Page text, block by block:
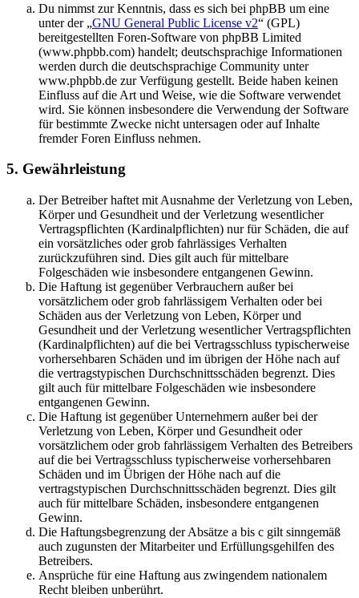
Du nimmst zur Kenntnis, dass es sich bei phpBB um eine
unter der „GNU General Public License v2“ (GPL)
bereitgestellten Foren-Software von phpBB Limited
(www.phpbb.com) handelt; deutschsprachige Informationen
werden durch die deutschsprachige Community unter
www.phpbb.de zur Verfügung gestellt. Beide haben keinen
Einfluss auf die Art und Weise, wie die Software verwendet
wird. Sie können insbesondere die Verwendung der Software
für bestimmte Zwecke nicht untersagen oder auf Inhalte
fremder Foren Einfluss nehmen.
5. Gewährleistung
Der Betreiber haftet mit Ausnahme der Verletzung von Leben,
Körper und Gesundheit und der Verletzung wesentlicher
Vertragspflichten (Kardinalpflichten) nur für Schäden, die auf
ein vorsätzliches oder grob fahrlässiges Verhalten
zurückzuführen sind. Dies gilt auch für mittelbare
Folgeschäden wie insbesondere entgangenen Gewinn.
Die Haftung ist gegenüber Verbrauchern außer bei
vorsätzlichem oder grob fahrlässigem Verhalten oder bei
Schäden aus der Verletzung von Leben, Körper und
Gesundheit und der Verletzung wesentlicher Vertragspflichten
(Kardinalpflichten) auf die bei Vertragsschluss typischerweise
vorhersehbaren Schäden und im übrigen der Höhe nach auf
die vertragstypischen Durchschnittsschäden begrenzt. Dies
gilt auch für mittelbare Folgeschäden wie insbesondere
entgangenen Gewinn.
Die Haftung ist gegenüber Unternehmern außer bei der
Verletzung von Leben, Körper und Gesundheit oder
vorsätzlichem oder grob fahrlässigem Verhalten des Betreibers
auf die bei Vertragsschluss typischerweise vorhersehbaren
Schäden und im Übrigen der Höhe nach auf die
vertragstypischen Durchschnittsschäden begrenzt. Dies gilt
auch für mittelbare Schäden, insbesondere entgangenen
Gewinn.
Die Haftungsbegrenzung der Absätze a bis c gilt sinngemäß
auch zugunsten der Mitarbeiter und Erfüllungsgehilfen des
Betreibers.
Ansprüche für eine Haftung aus zwingendem nationalem
Recht bleiben unberührt.